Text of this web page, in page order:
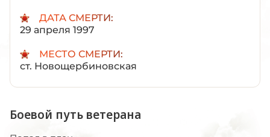
ДАТА СМЕРТИ:
29 апреля 1997
МЕСТО СМЕРТИ:
ст. Новощербиновская
Боевой путь ветерана